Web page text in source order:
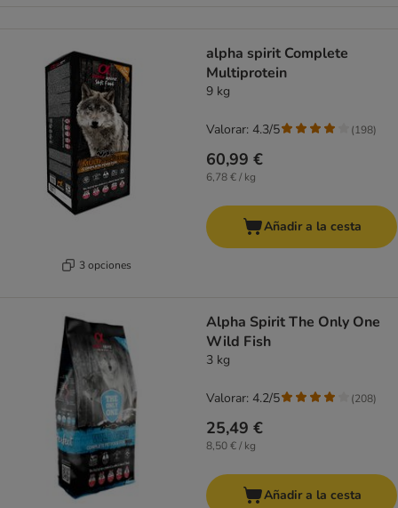
3 opciones
alpha spirit Complete
Multiprotein
9 kg
60,99 €
6,78 € / kg
Valorar: 4.3/5 (198)
Añadir a la cesta
Alpha Spirit The Only One
Wild Fish
3 kg
25,49 €
8,50 € / kg
Valorar: 4.2/5 (208)
Añadir a la cesta